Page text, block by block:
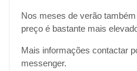
Nos meses de verão
preço é bastante mais
Mais informações contactar
messenger.